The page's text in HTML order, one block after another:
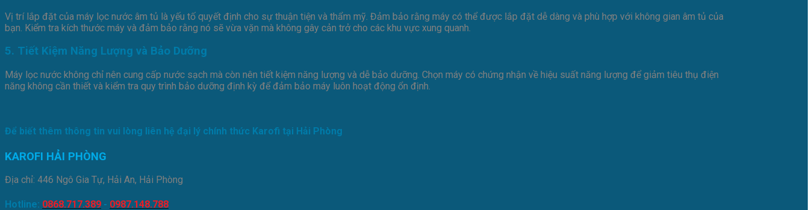
Vị trí lắp đặt của máy lọc nước âm tủ là yếu tố quyết định cho sự thuận tiện và thẩm mỹ. Đảm bảo rằng máy có thể được lắp đặt dễ dàng và phù hợp với không gian âm tủ của
bạn. Kiểm tra kích thước máy và đảm bảo rằng nó sẽ vừa vặn mà không gây cản trở cho các khu vực xung quanh.
5. Tiết Kiệm Năng Lượng và Bảo Dưỡng
Máy lọc nước không chỉ nên cung cấp nước sạch mà còn nên tiết kiệm năng lượng và dễ bảo dưỡng. Chọn máy có chứng nhận về hiệu suất năng lượng để giảm tiêu thụ điện
năng không cần thiết và kiểm tra quy trình bảo dưỡng định kỳ để đảm bảo máy luôn hoạt động ổn định.
Để biết thêm thông tin vui lòng liên hệ đại lý chính thức Karofi tại Hải Phòng
KAROFI HẢI PHÒNG
Địa chỉ: 446 Ngô Gia Tự, Hải An, Hải Phòng
Hotline: 0868.717.389 - 0987.148.788